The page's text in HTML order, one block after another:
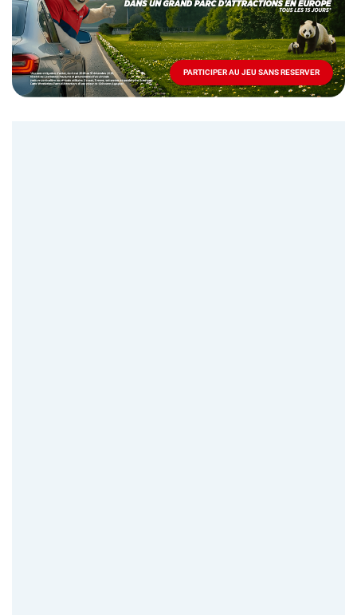
2026
Locations
PARTICIPER AU JEU SANS RESERVER
PARTICIPER
AU
JEU